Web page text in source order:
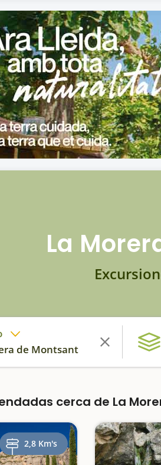
La
de Montsant
cerca de La
2,8 Km's